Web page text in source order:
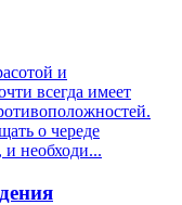
и
всегда имеет
о череде
необходи...